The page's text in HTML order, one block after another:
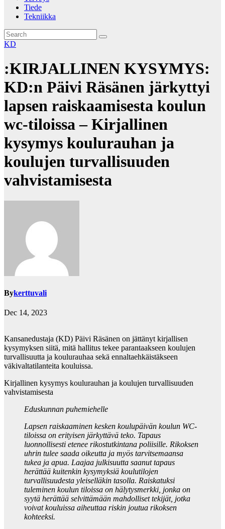
Tiede
Tekniikka
KD
:KIRJALLINEN KYSYMYS:
KD:n Päivi Räsänen järkyttyi
lapsen raiskaamisesta koulun
wc-tiloissa – Kirjallinen
kysymys koulurauhan ja
koulujen turvallisuuden
vahvistamisesta
Bykerttuvali
Dec 14, 2023
Kansanedustaja (KD) Päivi Räsänen on jättänyt kirjallisen
kysymyksen siitä, mitä hallitus tekee parantaakseen koulujen
turvallisuutta ja koulurauhaa sekä ennaltaehkäistäkseen
väkivaltatilanteita kouluissa.
Kirjallinen kysymys koulurauhan ja koulujen turvallisuuden
vahvistamisesta
Eduskunnan puhemiehelle
Lapsen raiskaaminen kesken koulupäivän koulun WC-
tiloissa on erityisen järkyttävä teko. Tapaus
luonnollisesti etenee rikostutkintana poliisille. Rikoksen
uhrin tulee saada oikeutta ja myös tarvitsemaansa
tukea ja apua. Laajaa julkisuutta saanut tapaus
herättää kuitenkin kysymyksiä koulutilojen
turvallisuudesta yleiselläkin tasolla. Raiskatuksi
tuleminen koulun tiloissa on hälytysmerkki, jonka on
syytä herättää selvittämään mahdolliset tekijät, jotka
voivat kouluissa aiheuttaa riskin joutua rikoksen
kohteeksi.